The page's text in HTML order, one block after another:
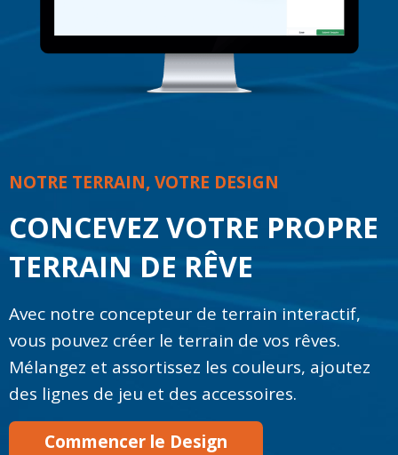
NOTRE TERRAIN, VOTRE DESIGN
CONCEVEZ VOTRE PROPRE
TERRAIN DE RÊVE
Avec notre concepteur de terrain interactif,
vous pouvez créer le terrain de vos rêves.
Mélangez et assortissez les couleurs, ajoutez
des lignes de jeu et des accessoires.
Commencer le Design